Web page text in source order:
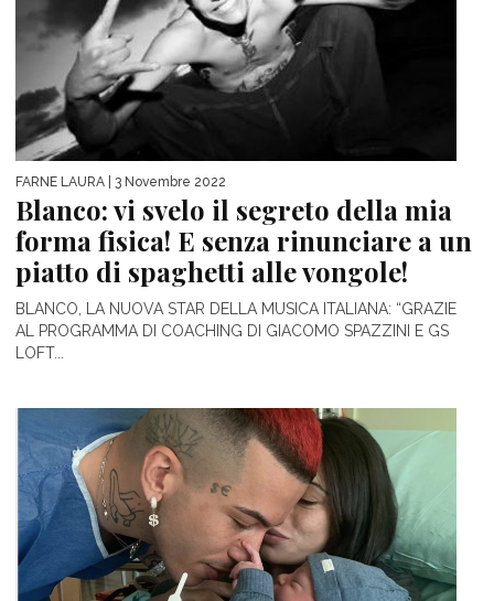
FARNE LAURA | 3 Novembre 2022
Blanco: vi svelo il segreto della mia
forma fisica! E senza rinunciare a un
piatto di spaghetti alle vongole!
BLANCO, LA NUOVA STAR DELLA MUSICA ITALIANA: “GRAZIE
AL PROGRAMMA DI COACHING DI GIACOMO SPAZZINI E GS
LOFT...